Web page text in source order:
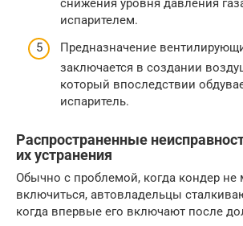
снижения уровня давления
испарителем.
Предназначение
заключается в создании
который впоследствии
испаритель.
Распространенные
их устранения
Обычно с проблемой, когда кондер не
включиться, автовладельцы
когда впервые его включают после